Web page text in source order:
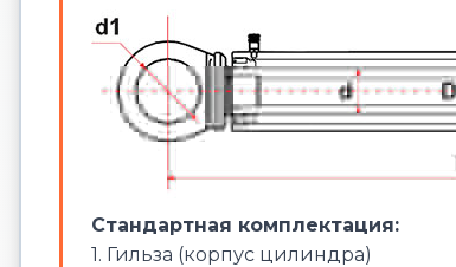
Стандартная комплектация:
1. Гильза (корпус цилиндра)